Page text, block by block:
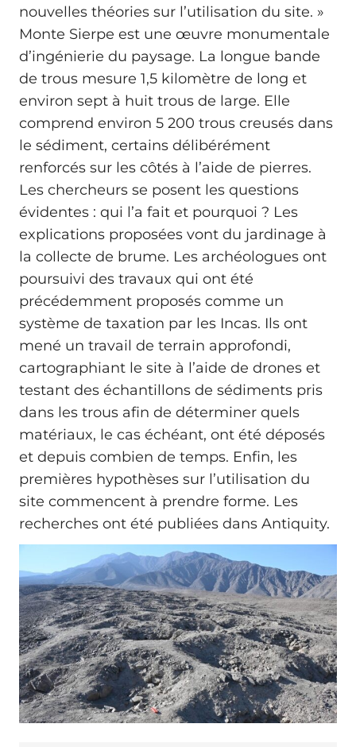
nouvelles théories sur l’utilisation du site. »
Monte Sierpe est une œuvre monumentale
d’ingénierie du paysage. La longue bande
de trous mesure 1,5 kilomètre de long et
environ sept à huit trous de large. Elle
comprend environ 5 200 trous creusés dans
le sédiment, certains délibérément
renforcés sur les côtés à l’aide de pierres.
Les chercheurs se posent les questions
évidentes : qui l’a fait et pourquoi ? Les
explications proposées vont du jardinage à
la collecte de brume. Les archéologues ont
poursuivi des travaux qui ont été
précédemment proposés comme un
système de taxation par les Incas. Ils ont
mené un travail de terrain approfondi,
cartographiant le site à l’aide de drones et
testant des échantillons de sédiments pris
dans les trous afin de déterminer quels
matériaux, le cas échéant, ont été déposés
et depuis combien de temps. Enfin, les
premières hypothèses sur l’utilisation du
site commencent à prendre forme. Les
recherches ont été publiées dans Antiquity.